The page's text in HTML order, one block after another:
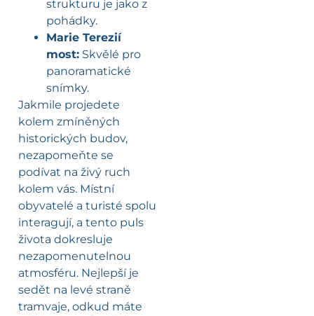
strukturu je jako z
pohádky.
Marie Terezií
most: Skvělé pro
panoramatické
snímky.
Jakmile projedete
kolem zmíněných
historických budov,
nezapomeňte se
podívat na živý ruch
kolem vás. Místní
obyvatelé a turisté spolu
interagují, a tento puls
života dokresluje
nezapomenutelnou
atmosféru. Nejlepší je
sedět na levé straně
tramvaje, odkud máte